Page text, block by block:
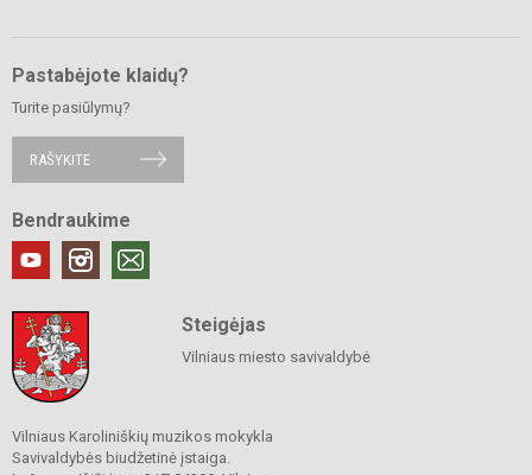
Pastabėjote klaidų?
Turite pasiūlymų?
RAŠYKITE
Bendraukime
Steigėjas
Vilniaus miesto savivaldybė
Vilniaus Karoliniškių muzikos mokykla
Savivaldybės biudžetinė įstaiga.